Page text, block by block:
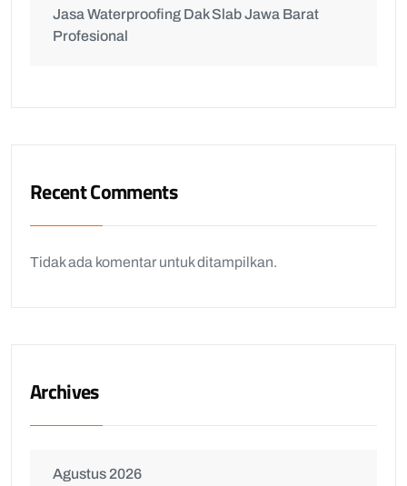
Jasa Waterproofing Dak Slab Jawa Barat
Profesional
Recent Comments
Tidak ada komentar untuk ditampilkan.
Archives
Agustus 2026